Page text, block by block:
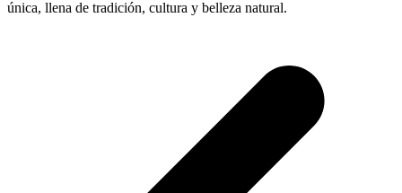
única, llena de tradición, cultura y belleza natural.